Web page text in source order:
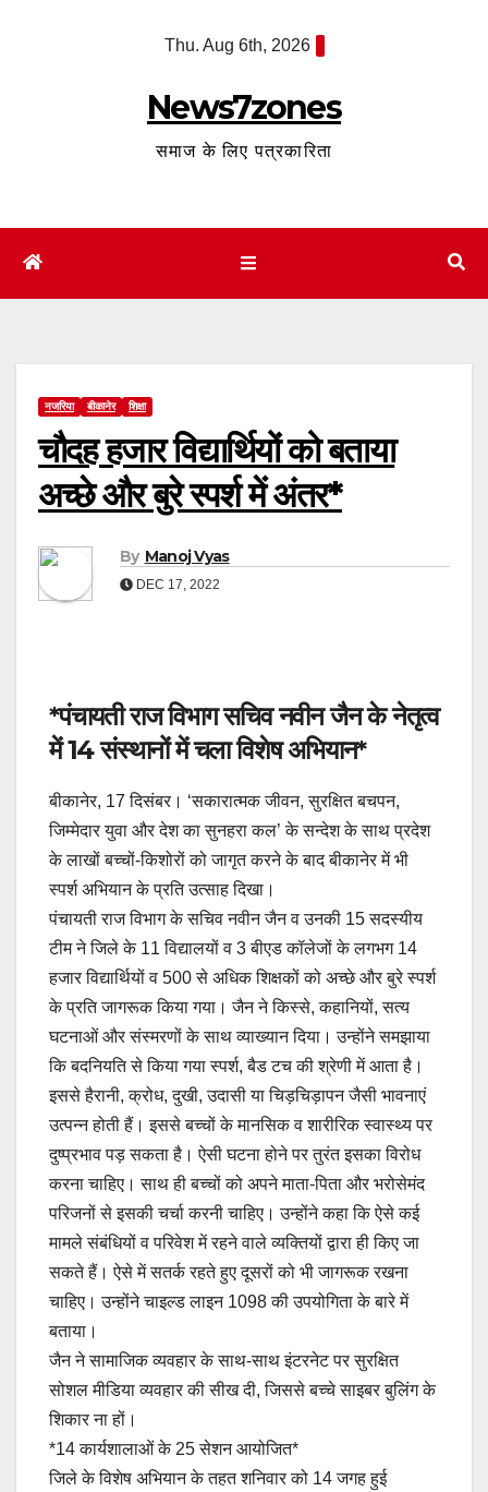
Thu. Aug 6th, 2026
News7zones
समाज के लिए पत्रकारिता
नजरिया बीकानेर शिक्षा
चौदह हजार विद्यार्थियों को बताया
अच्छे और बुरे स्पर्श में अंतर*
By Manoj Vyas
DEC 17, 2022
*पंचायती राज विभाग सचिव नवीन जैन के नेतृत्व
में 14 संस्थानों में चला विशेष अभियान*
बीकानेर, 17 दिसंबर। ‘सकारात्मक जीवन, सुरक्षित बचपन,
जिम्मेदार युवा और देश का सुनहरा कल’ के सन्देश के साथ प्रदेश
के लाखों बच्चों-किशोरों को जागृत करने के बाद बीकानेर में भी
स्पर्श अभियान के प्रति उत्साह दिखा।
पंचायती राज विभाग के सचिव नवीन जैन व उनकी 15 सदस्यीय
टीम ने जिले के 11 विद्यालयों व 3 बीएड कॉलेजों के लगभग 14
हजार विद्यार्थियों व 500 से अधिक शिक्षकों को अच्छे और बुरे स्पर्श
के प्रति जागरूक किया गया। जैन ने किस्से, कहानियों, सत्य
घटनाओं और संस्मरणों के साथ व्याख्यान दिया। उन्होंने समझाया
कि बदनियति से किया गया स्पर्श, बैड टच की श्रेणी में आता है।
इससे हैरानी, क्रोध, दुखी, उदासी या चिड़चिड़ापन जैसी भावनाएं
उत्पन्न होती हैं। इससे बच्चों के मानसिक व शारीरिक स्वास्थ्य पर
दुष्प्रभाव पड़ सकता है। ऐसी घटना होने पर तुरंत इसका विरोध
करना चाहिए। साथ ही बच्चों को अपने माता-पिता और भरोसेमंद
परिजनों से इसकी चर्चा करनी चाहिए। उन्होंने कहा कि ऐसे कई
मामले संबंधियों व परिवेश में रहने वाले व्यक्तियों द्वारा ही किए जा
सकते हैं। ऐसे में सतर्क रहते हुए दूसरों को भी जागरूक रखना
चाहिए। उन्होंने चाइल्ड लाइन 1098 की उपयोगिता के बारे में
बताया।
जैन ने सामाजिक व्यवहार के साथ-साथ इंटरनेट पर सुरक्षित
सोशल मीडिया व्यवहार की सीख दी, जिससे बच्चे साइबर बुलिंग के
शिकार ना हों।
*14 कार्यशालाओं के 25 सेशन आयोजित*
जिले के विशेष अभियान के तहत शनिवार को 14 जगह हुई